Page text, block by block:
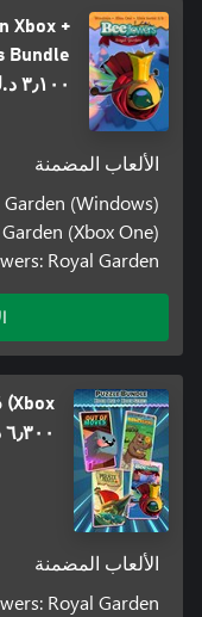
Xbox +
Bundle
٣٫١٠٠ د.ك.‏
الألعاب المضمنة
Garden (Windows)
(Xbox One)
Royal Garden
٦٫٣٠٠ د.ك.‏
الألعاب المضمنة
Royal Garden